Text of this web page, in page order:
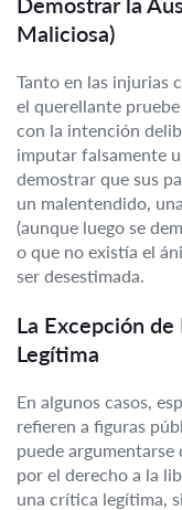
Maliciosa)
Tanto en las injurias
el querellante
con la intención
imputar falsamente
demostrar que sus
un malentendido,
(aunque luego se
o que no existía el
ser desestimada.
La Excepción
Legítima
En algunos casos,
refieren a figuras
puede argumentarse
por el derecho a la
una crítica legítima,